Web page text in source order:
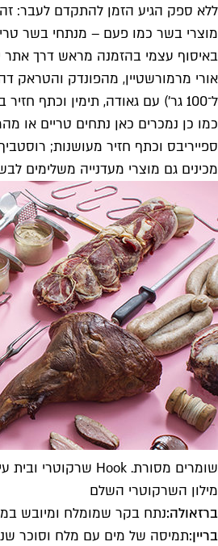
ללא ספק הגיע הזמן להתקדם לעבר:
מוצרי בשר כמו פעם – מנתחי בשר
באיסוף עצמי בהזמנה מראש דרך אתר
ל־100 גר') עם גאודה, תימין
מכינים גם מוצרי מעדנייה משלימים
שומרים מסורת. Hook שרקוטרי ובית עישון (צילום: אנטולי מיכאלו)
מילון השרקוטרי השלם
ברזאולה:נתח בקר שמומלח ומיובש
בריין:תמיסה של מים עם מלח וסוכר